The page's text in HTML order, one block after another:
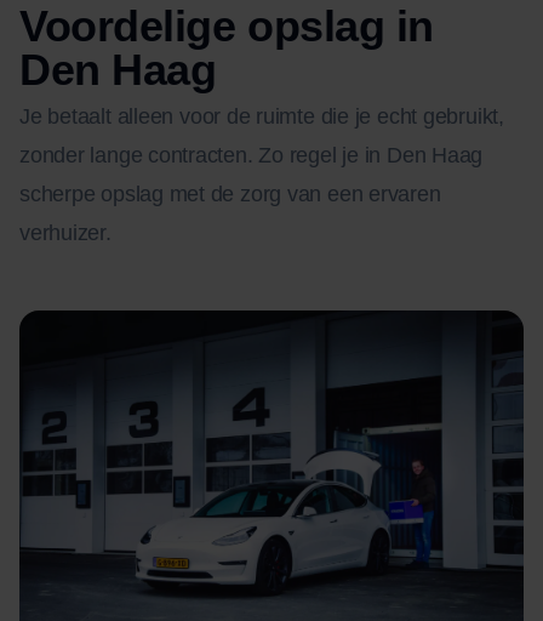
Voordelige opslag in
Den Haag
Je betaalt alleen voor de ruimte die je echt gebruikt,
zonder lange contracten. Zo regel je in Den Haag
scherpe opslag met de zorg van een ervaren
verhuizer.